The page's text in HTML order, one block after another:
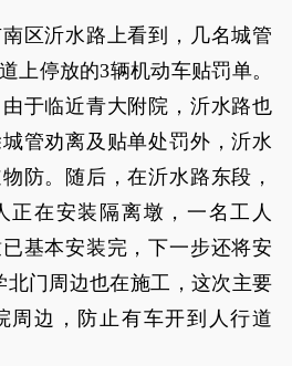
区沂水路上看到，几名城管
上停放的3辆机动车贴罚单。
于临近青大附院，沂水路也
管劝离及贴单处罚外，沂水
防。随后，在沂水路东段，
正在安装隔离墩，一名工人
基本安装完，下一步还将安
北门周边也在施工，这次主要
周边，防止有车开到人行道